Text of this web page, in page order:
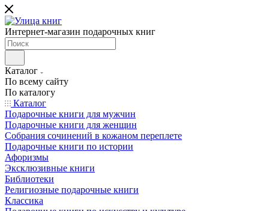
Интернет-магазин подарочных книг
Каталог
По всему сайту
По каталогу
Каталог
Подарочные книги для мужчин
Подарочные книги для женщин
Собрания сочинений в кожаном переплете
Подарочные книги по истории
Афоризмы
Эксклюзивные книги
Библиотеки
Религиозные подарочные книги
Классика